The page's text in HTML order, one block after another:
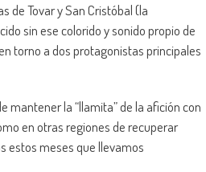
de Tovar y San Cristóbal (la
sin ese colorido y sonido propio de
torno a dos protagonistas principales
mantener la “llamita” de la afición con
en otras regiones de recuperar
estos meses que llevamos